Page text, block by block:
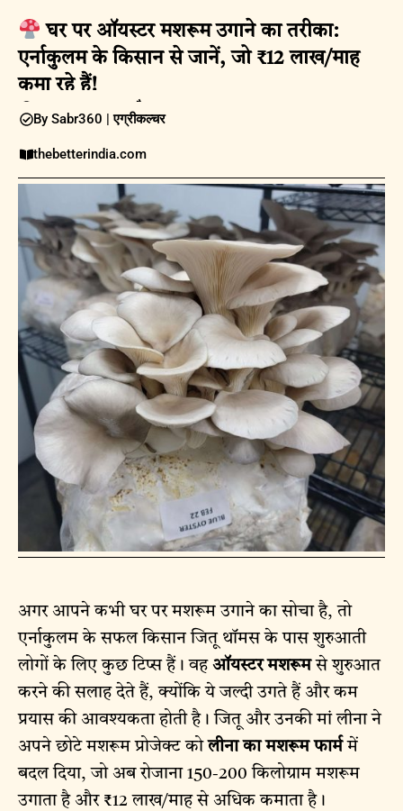
घर पर ऑयस्टर मशरूम उगाने का तरीका:
एर्नाकुलम के किसान से जानें, जो ₹12 लाख/माह
कमा रहे हैं!
12 अप्रैल 2025
By Sabr360 |एग्रीकल्चर
thebetterindia.com
अगर आपने कभी घर पर मशरूम उगाने का सोचा है, तो
एर्नाकुलम के सफल किसान जितू थॉमस के पास शुरुआती
लोगों के लिए कुछ टिप्स हैं। वह ऑयस्टर मशरूमसे शुरुआत
करने की सलाह देते हैं, क्योंकि ये जल्दी उगते हैं और कम
प्रयास की आवश्यकता होती है। जितू और उनकी मां लीना ने
अपने छोटे मशरूम प्रोजेक्ट कोलीना का मशरूम फार्ममें
बदल दिया, जो अब रोजाना 150-200 किलोग्राम मशरूम
उगाता है और ₹12 लाख/माह से अधिक कमाता है।